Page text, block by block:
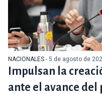
NACIONALES - 5 de agosto de
Impulsan la
ante el avance